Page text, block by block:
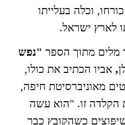
וכלה בעלייתו
לארץ ישראל.
מלים מתוך הספר "נפש
,אביו הכתיב את כולו,
מאוניברסיטת חיפה,
הקלדה זו. "הוא עשה
כשהקובץ כבר